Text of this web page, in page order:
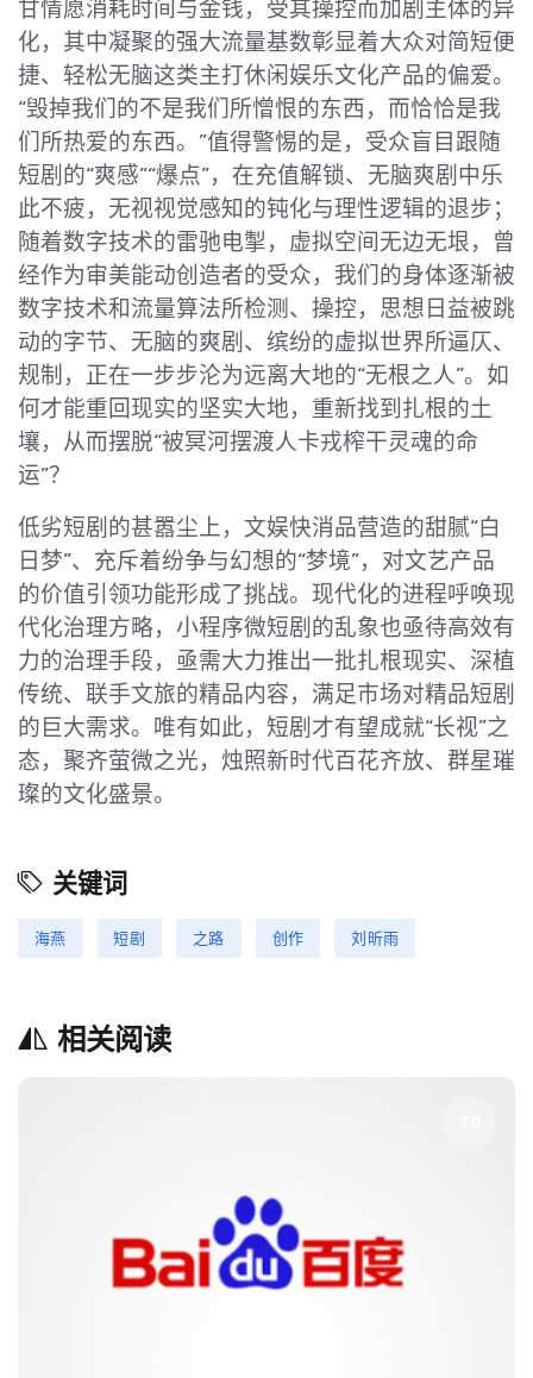
甘情愿消耗时间与金钱，受其操控而加剧主体的异
化，其中凝聚的强大流量基数彰显着大众对简短便
捷、轻松无脑这类主打休闲娱乐文化产品的偏爱。
“毁掉我们的不是我们所憎恨的东西，而恰恰是我
们所热爱的东西。”值得警惕的是，受众盲目跟随
短剧的“爽感”“爆点”，在充值解锁、无脑爽剧中乐
此不疲，无视视觉感知的钝化与理性逻辑的退步；
随着数字技术的雷驰电掣，虚拟空间无边无垠，曾
经作为审美能动创造者的受众，我们的身体逐渐被
数字技术和流量算法所检测、操控，思想日益被跳
动的字节、无脑的爽剧、缤纷的虚拟世界所逼仄、
规制，正在一步步沦为远离大地的“无根之人”。如
何才能重回现实的坚实大地，重新找到扎根的土
壤，从而摆脱“被冥河摆渡人卡戎榨干灵魂的命
运”？
低劣短剧的甚嚣尘上，文娱快消品营造的甜腻“白
日梦”、充斥着纷争与幻想的“梦境”，对文艺产品
的价值引领功能形成了挑战。现代化的进程呼唤现
代化治理方略，小程序微短剧的乱象也亟待高效有
力的治理手段，亟需大力推出一批扎根现实、深植
传统、联手文旅的精品内容，满足市场对精品短剧
的巨大需求。唯有如此，短剧才有望成就“长视”之
态，聚齐萤微之光，烛照新时代百花齐放、群星璀
璨的文化盛景。
关键词
海燕 短剧 之路 创作 刘昕雨
相关阅读